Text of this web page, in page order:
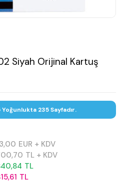
Siyah Orijinal Kartuş
235 Sayfadır.
EUR + KDV
TL + KDV
TL
TL